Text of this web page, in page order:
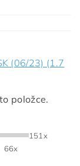
(06/23) (1.7
položce.
151x
66x